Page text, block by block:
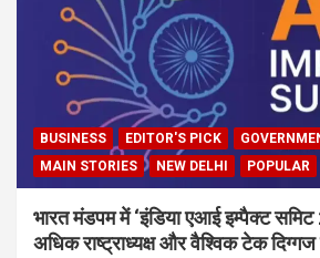
BUSINESS EDITOR'S PICK
MAIN STORIES
NEW DELHI POPULAR
भारत मंडपम में ‘इंडिया एआई इम्पैक्ट
अधिक राष्ट्राध्यक्ष और वैश्विक टेक दिग्गज